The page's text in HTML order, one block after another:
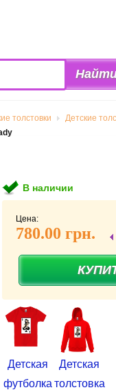
толстовки Детские
В наличии
Цена:
780.00 грн.
Детская
футболка
Детская
толстовка